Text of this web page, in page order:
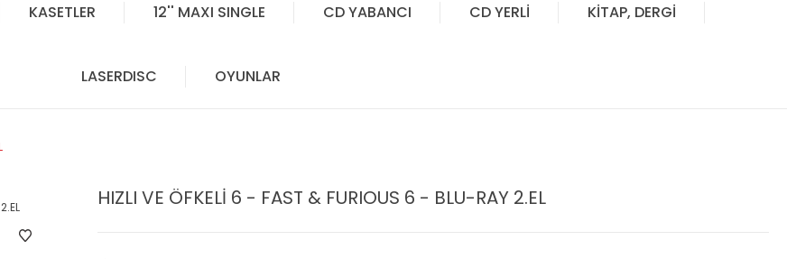
KASETLER 12'' MAXI SINGLE CD YABANCI CD YERLİ KİTAP, DERGİ
LASERDISC OYUNLAR
HIZLI VE ÖFKELİ 6 - FAST & FURIOUS 6 - BLU-RAY 2.EL